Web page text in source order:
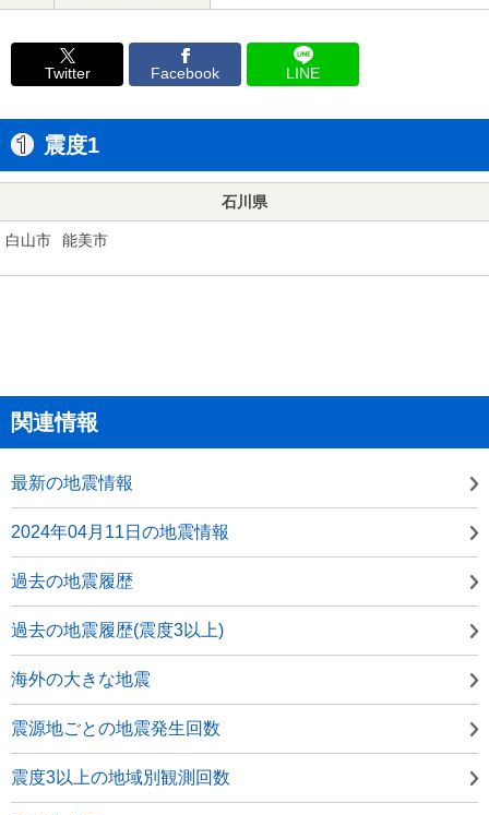
Twitter Facebook LINE
震度1
石川県
白山市 能美市
関連情報
最新の地震情報
2024年04月11日の地震情報
過去の地震履歴
過去の地震履歴(震度3以上)
海外の大きな地震
震源地ごとの地震発生回数
震度3以上の地域別観測回数